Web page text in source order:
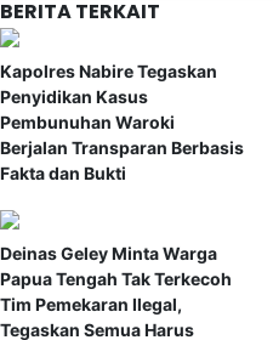
BERITA TERKAIT
Kapolres Nabire Tegaskan
Penyidikan Kasus
Pembunuhan Waroki
Berjalan Transparan Berbasis
Fakta dan Bukti
Deinas Geley Minta Warga
Papua Tengah Tak Terkecoh
Tim Pemekaran Ilegal,
Tegaskan Semua Harus